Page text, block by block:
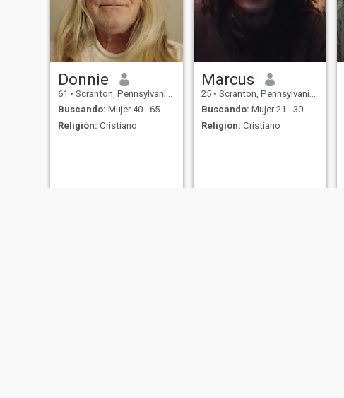
Donnie
61 • Scranton, Pennsylvania, Estados Unidos
Buscando: Mujer 40 - 65
Religión: Cristiano
Marcus
25 • Scranton, Pennsylvania, Estados Unidos
Buscando: Mujer 21 - 30
Religión: Cristiano